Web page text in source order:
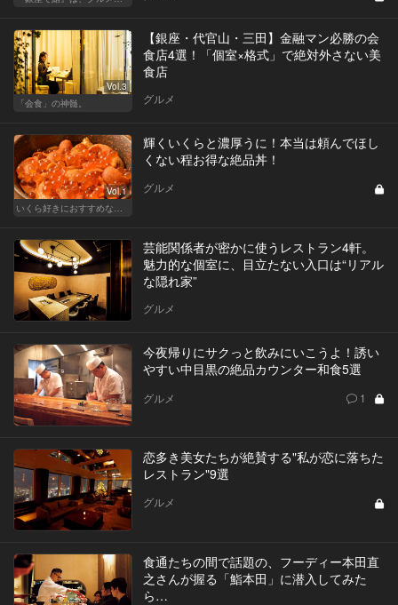
Vol.3
「会食」の神髄。
【銀座・代官山・三田】金融マン必勝の会
食店4選！「個室×格式」で絶対外さない美
食店
グルメ
Vol.1
輝くいくらと濃厚うに！本当は頼んでほし
くない程お得な絶品丼！
グルメ
芸能関係者が密かに使うレストラン4軒。
魅力的な個室に、目立たない入口は“リアル
な隠れ家”
グルメ
今夜帰りにサクっと飲みにいこうよ！誘い
やすい中目黒の絶品カウンター和食5選
グルメ 1
恋多き美女たちが絶賛する"私が恋に落ちた
レストラン"9選
グルメ
食通たちの間で話題の、フーディー本田直
之さんが握る「鮨本田」に潜入してみた
ら…